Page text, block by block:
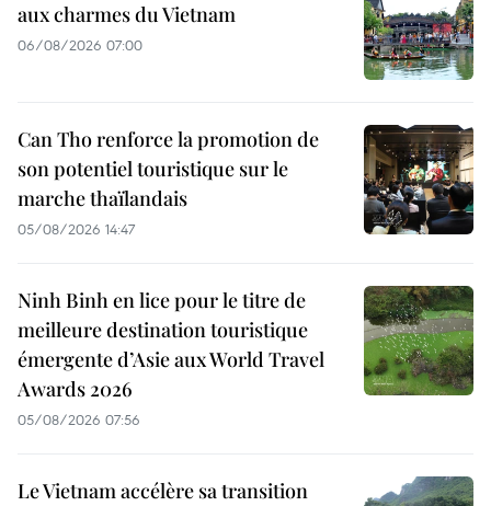
aux charmes du Vietnam
06/08/2026 07:00
Can Tho renforce la promotion de
son potentiel touristique sur le
marche thaïlandais
05/08/2026 14:47
Ninh Binh en lice pour le titre de
meilleure destination touristique
émergente d’Asie aux World Travel
Awards 2026
05/08/2026 07:56
Le Vietnam accélère sa transition